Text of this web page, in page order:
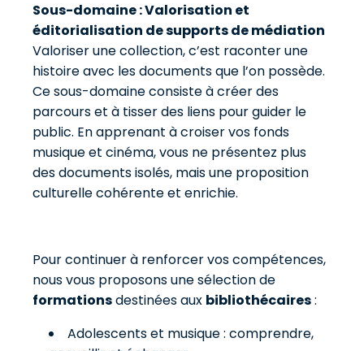
Sous-domaine : Valorisation et
éditorialisation de supports de médiation
Valoriser une collection, c’est raconter une
histoire avec les documents que l’on possède.
Ce sous-domaine consiste à créer des
parcours et à tisser des liens pour guider le
public. En apprenant à croiser vos fonds
musique et cinéma, vous ne présentez plus
des documents isolés, mais une proposition
culturelle cohérente et enrichie.
Pour continuer à renforcer vos compétences,
nous vous proposons une sélection de
formationsdestinées aux bibliothécaires:
Adolescents et musique : comprendre,